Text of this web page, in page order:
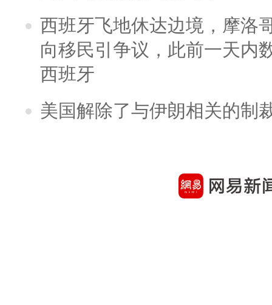
西班牙飞地休达边境，摩洛
向移民引争议，此前一天内
西班牙
美国解除了与伊朗相关的制